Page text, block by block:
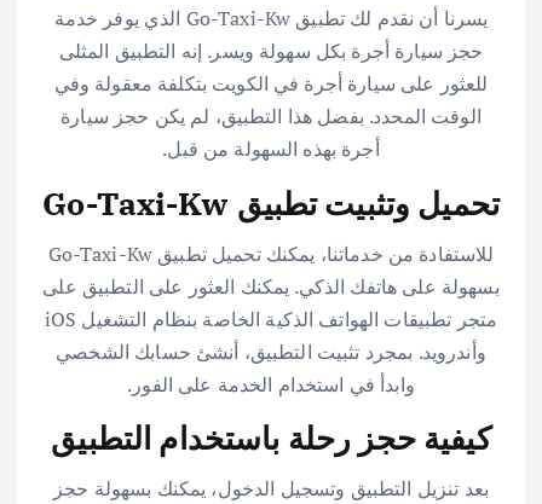
يسرنا أن نقدم لك تطبيق Go-Taxi-Kw الذي يوفر خدمة
حجز سيارة أجرة بكل سهولة ويسر. إنه التطبيق المثلى
للعثور على سيارة أجرة في الكويت بتكلفة معقولة وفي
الوقت المحدد. بفضل هذا التطبيق، لم يكن حجز سيارة
أجرة بهذه السهولة من قبل.
تحميل وتثبيت تطبيق Go-Taxi-Kw
للاستفادة من خدماتنا، يمكنك تحميل تطبيق Go-Taxi-Kw
بسهولة على هاتفك الذكي. يمكنك العثور على التطبيق على
متجر تطبيقات الهواتف الذكية الخاصة بنظام التشغيل iOS
وأندرويد. بمجرد تثبيت التطبيق، أنشئ حسابك الشخصي
وابدأ في استخدام الخدمة على الفور.
كيفية حجز رحلة باستخدام التطبيق
بعد تنزيل التطبيق وتسجيل الدخول، يمكنك بسهولة حجز